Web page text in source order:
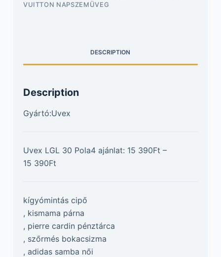
VUITTON NAPSZEMÜVEG
DESCRIPTION
Description
Gyártó:Uvex
Uvex LGL 30 Pola4 ajánlat: 15 390Ft –
15 390Ft
kígyómintás cipő
, kismama párna
, pierre cardin pénztárca
, szőrmés bokacsizma
, adidas samba női